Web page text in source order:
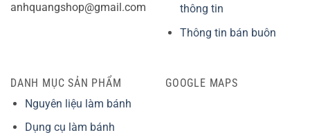
anhquangshop@gmail.com
thông tin
Thông tin bán buôn
DANH MỤC SẢN PHẨM
Nguyên liệu làm bánh
Dụng cụ làm bánh
GOOGLE MAPS